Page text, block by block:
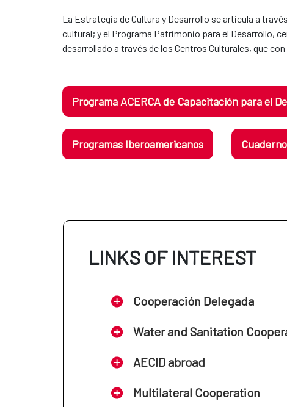
La Estrategia de Cultura y Desarrollo se articula a
cultural; y el Programa Patrimonio para el Desarrollo,
desarrollado a través de los Centros Culturales, que
Programa ACERCA de Capacitación para el
Programas Iberoamericanos
LINKS OF INTEREST
Cooperación Delegada
Water and Sanitation
AECID abroad
Multilateral Cooperation